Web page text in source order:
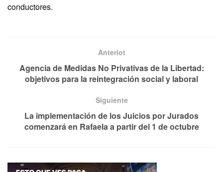
conductores.
Anteriot
Agencia de Medidas No Privativas de la Libertad:
objetivos para la reintegración social y laboral
Siguiente
La implementación de los Juicios por Jurados
comenzará en Rafaela a partir del 1 de octubre